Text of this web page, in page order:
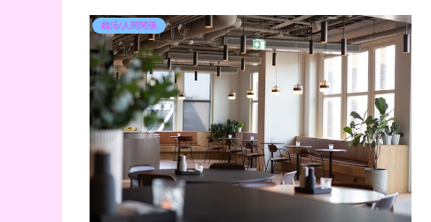
婚活/人間関係